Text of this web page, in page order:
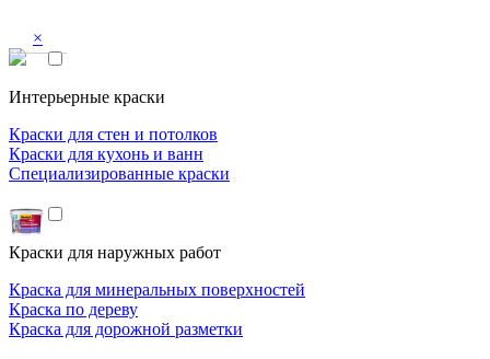
×
Интерьерные краски
Краски для стен и потолков
Краски для кухонь и ванн
Специализированные краски
Краски для наружных работ
Краска для минеральных поверхностей
Краска по дереву
Краска для дорожной разметки